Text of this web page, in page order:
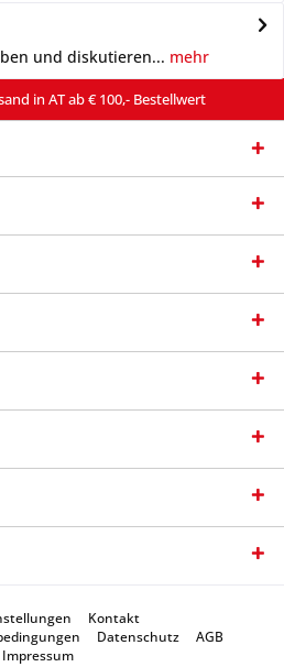
und diskutieren... mehr
in AT ab € 100,- Bestellwert
Kontakt
Datenschutz
AGB
Impressum